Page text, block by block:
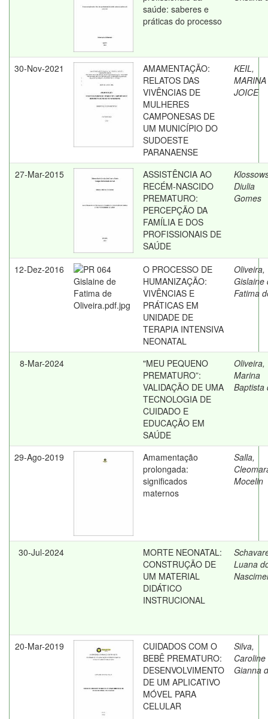
saúde: saberes e
práticas do processo
30-Nov-2021
AMAMENTAÇÃO:
RELATOS DAS
VIVÊNCIAS DE
MULHERES
CAMPONESAS DE
UM MUNICÍPIO DO
SUDOESTE
PARANAENSE
KEIL,
MARINA
JOICE
27-Mar-2015
ASSISTÊNCIA AO
RECÉM-NASCIDO
PREMATURO:
PERCEPÇÃO DA
FAMÍLIA E DOS
PROFISSIONAIS DE
SAÚDE
Diulia
Gomes
12-Dez-2016
O PROCESSO DE
HUMANIZAÇÃO:
VIVÊNCIAS E
PRÁTICAS EM
UNIDADE DE
TERAPIA INTENSIVA
NEONATAL
Oliveira,
Gislaine
Fatima
8-Mar-2024
"MEU PEQUENO
PREMATURO”:
VALIDAÇÃO DE UMA
TECNOLOGIA DE
CUIDADO E
EDUCAÇÃO EM
SAÚDE
Oliveira,
Marina
Baptista
29-Ago-2019
Amamentação
prolongada:
significados
maternos
Salla,
Mocelin
30-Jul-2024
MORTE NEONATAL:
CONSTRUÇÃO DE
UM MATERIAL
DIDÁTICO
INSTRUCIONAL
Luana
20-Mar-2019
CUIDADOS COM O
BEBÊ PREMATURO:
DESENVOLVIMENTO
DE UM APLICATIVO
MÓVEL PARA
CELULAR
Silva,
Caroline
Gianna